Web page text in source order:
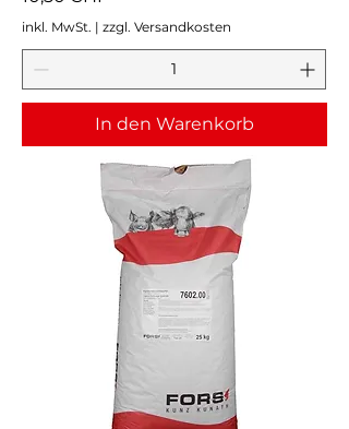
inkl. MwSt. | zzgl. Versandkosten
In den Warenkorb